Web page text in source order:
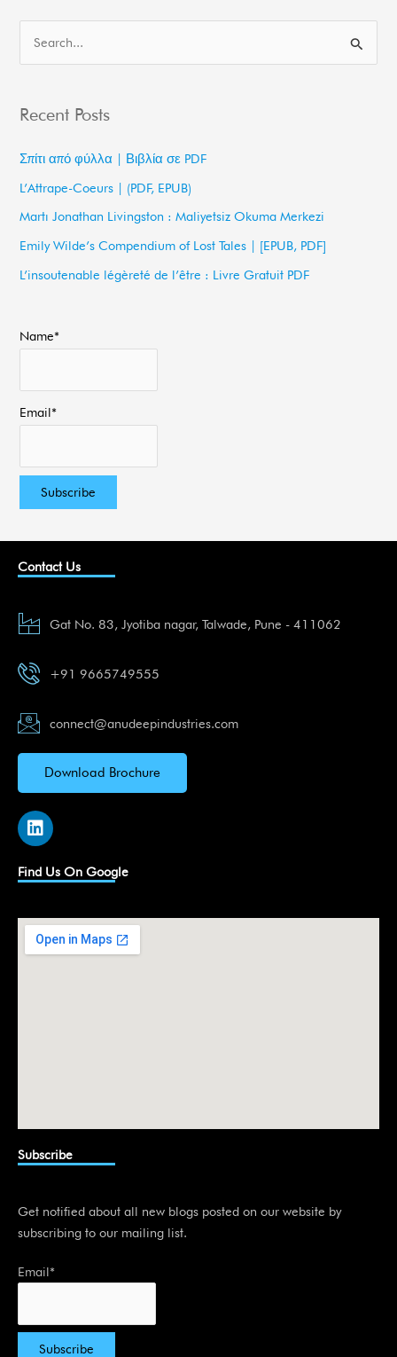
r
r
:
Recent Posts
Σπίτι από φύλλα | Βιβλία σε PDF
L’Attrape-Coeurs | (PDF, EPUB)
Martı Jonathan Livingston : Maliyetsiz Okuma Merkezi
Emily Wilde’s Compendium of Lost Tales | [EPUB, PDF]
L’insoutenable légèreté de l’être : Livre Gratuit PDF
Name*
Email*
Contact Us
Gat No. 83, Jyotiba nagar, Talwade, Pune - 411062
+91 9665749555
connect@anudeepindustries.com
Download Brochure
L
i
k
e
i
n
Find Us On Google
Subscribe
Get notified about all new blogs posted on our website by
subscribing to our mailing list.
Email*